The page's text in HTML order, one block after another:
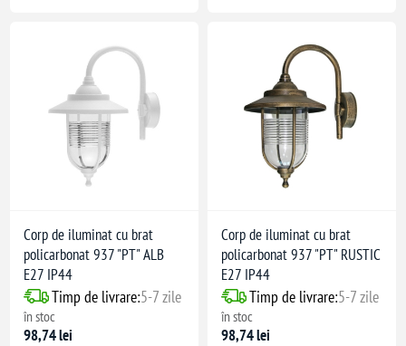
Corp de iluminat cu brat
policarbonat 937 "PT" ALB
E27 IP44
Timp de livrare:5-7 zile
în stoc
98,74 lei
Corp de iluminat cu brat
policarbonat 937 "PT" RUSTIC
E27 IP44
Timp de livrare:5-7 zile
în stoc
98,74 lei